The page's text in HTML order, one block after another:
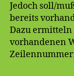
Jedoch soll/
bereits
Dazu
vorhandenen